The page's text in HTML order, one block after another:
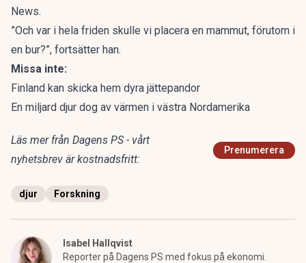
News.
”Och var i hela friden skulle vi placera en mammut, förutom i
en bur?”, fortsätter han.
Missa inte:
Finland kan skicka hem dyra jättepandor
En miljard djur dog av värmen i västra Nordamerika
Läs mer från Dagens PS - vårt
nyhetsbrev är kostnadsfritt:
Prenumerera
djur Forskning
Isabel Hallqvist
Reporter på Dagens PS med fokus på ekonomi.